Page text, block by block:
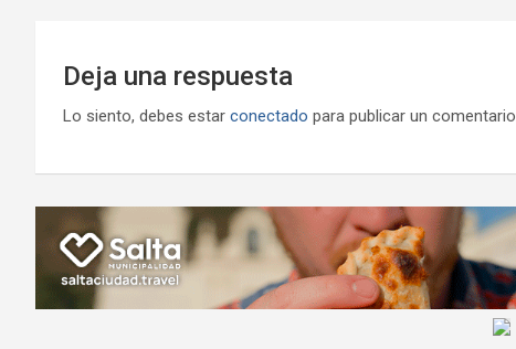
Deja una respuesta
Lo siento, debes estar conectado para publicar un comentario.